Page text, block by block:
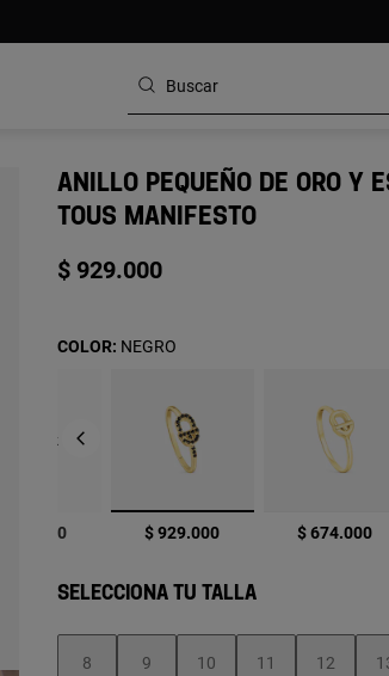
ANILLO PEQUEÑO DE ORO Y
TOUS MANIFESTO
$ 929.000
Sin stock
$ 929.000 seleccionado
$ 929.000 $ 674.000
COLOR: NEGRO
SELECCIONA TU TALLA
8 9 10 11 12